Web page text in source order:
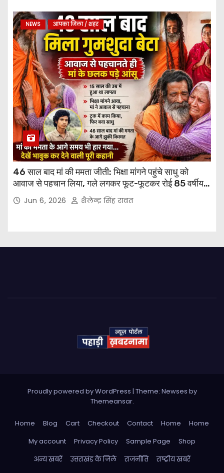
NEWS आपका जिला / शहर
46 साल बाद मां की ममता जीती: भिक्षा मांगने पहुंचे साधु को
आवाज से पहचान लिया, गले लगकर फूट-फूटकर रोई 85 वर्षीय
मां Jun 6, 2026 शैलेन्द्र सिंह रावत
Proudly powered by WordPress | Theme: Newses by
Themeansar.
Home Blog Cart Checkout Contact Home
Home
My account
Privacy Policy Sample Page
Shop
अन्य खबरें
उत्तराखंड के जिले राजनीति राष्ट्रीय खबरें